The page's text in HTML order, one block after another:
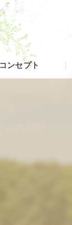
コンセプト